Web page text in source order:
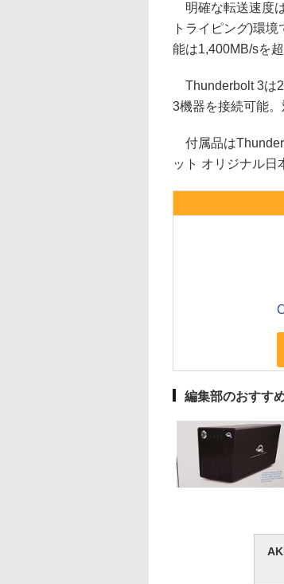
明確な転送速度
トライピング)環
能は1,400MB/sを
Thunderbolt 3は2
3機器を接続可能
付属品は
ット オリジナル日
編集部のおすす